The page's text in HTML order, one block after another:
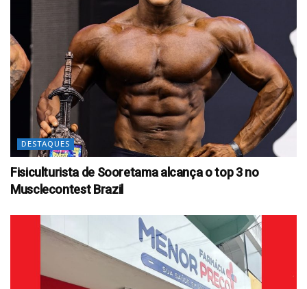
DESTAQUES
Fisiculturista de Sooretama alcança o top 3 no
Musclecontest Brazil